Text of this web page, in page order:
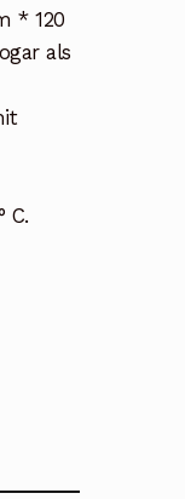
* 120
als
C.